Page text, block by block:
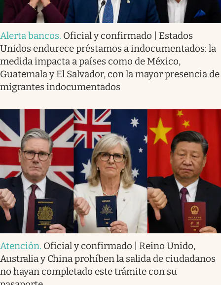
Alerta bancos. Oficial y confirmado | Estados
Unidos endurece préstamos a indocumentados: la
medida impacta a países como de México,
Guatemala y El Salvador, con la mayor presencia de
migrantes indocumentados
Atención. Oficial y confirmado | Reino Unido,
Australia y China prohíben la salida de ciudadanos
no hayan completado este trámite con su